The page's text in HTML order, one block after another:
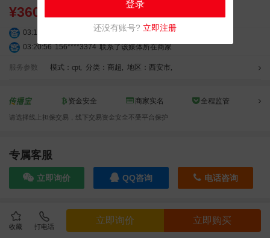
收藏 打电话
立即询价 立即购买
¥36000.00
03:18:49 173****0620 联系了该媒体所在商家
03:20:56 156****3374 联系了该媒体所在商家
01:59:39
189****2617
联系了该媒体所在商家
04:12:36
181****8167
联系了该媒体所在商家
04:16:44 181****0078 联系了该媒体所在商家
10:08:47
02:32:27 176****3456
联系了该媒体所在商家
04:09:07 182****6963 联系了该媒体所在商家
08:36:41
联系了该媒体所在商家
05:24:34
186****8762 联系了该媒体所在商家
服务参数 模式：cpt, 分类：商超 , 地区：西安市,
资金安全 商家实名 全程监管
请选择线上担保交易，线下交易资金安全不受平台保护
专属客服
立即询价 QQ咨询 电话咨询
效果截图
登录
还没有账号? 立即注册